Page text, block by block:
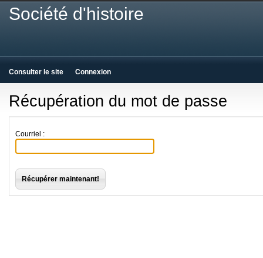
Société d'histoire
Consulter le site Connexion
Récupération du mot de passe
Courriel :